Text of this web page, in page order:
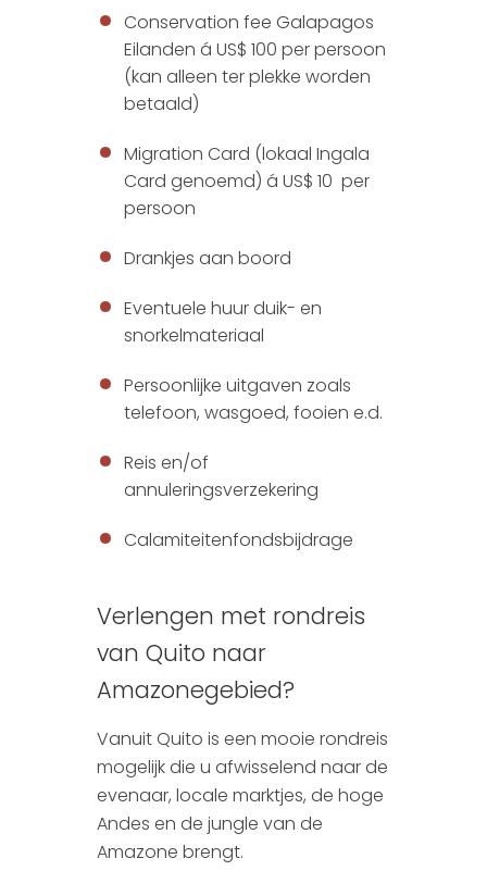
Conservation fee Galapagos
Eilanden á US$ 100 per persoon
(kan alleen ter plekke worden
betaald)
Migration Card (lokaal Ingala
Card genoemd) á US$ 10 per
persoon
Drankjes aan boord
Eventuele huur duik- en
snorkelmateriaal
Persoonlijke uitgaven zoals
telefoon, wasgoed, fooien e.d.
Reis en/of
annuleringsverzekering
Calamiteitenfondsbijdrage
Verlengen met rondreis
van Quito naar
Amazonegebied?
Vanuit Quito is een mooie rondreis
mogelijk die u afwisselend naar de
evenaar, locale marktjes, de hoge
Andes en de jungle van de
Amazone brengt.